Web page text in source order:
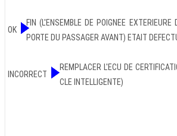
OK
FIN (L'ENSEMBLE DE POIGNEE
PORTE DU PASSAGER AVANT) ETAIT
INCORRECT
REMPLACER L'ECU DE
CLE INTELLIGENTE)